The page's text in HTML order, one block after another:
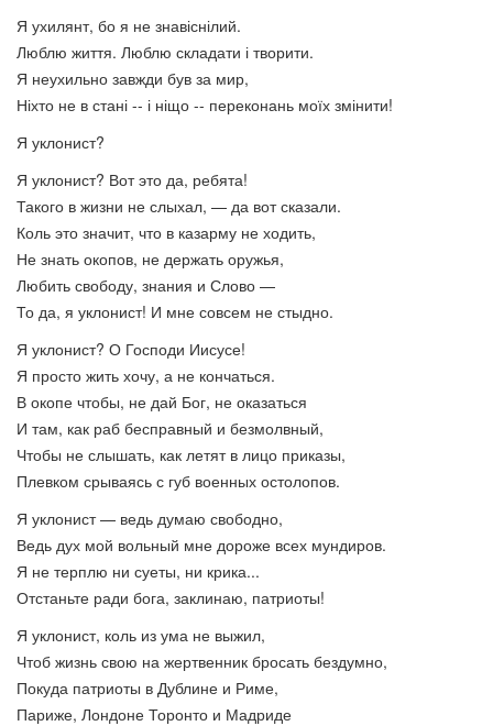
Я ухилянт, бо я не знавіснілий.
Люблю життя. Люблю складати і творити.
Я неухильно завжди був за мир,
Ніхто не в стані -- і ніщо -- переконань моїх змінити!
Я уклонист?
Я уклонист? Вот это да, ребята!
Такого в жизни не слыхал, — да вот сказали.
Коль это значит, что в казарму не ходить,
Не знать окопов, не держать оружья,
Любить свободу, знания и Слово —
То да, я уклонист! И мне совсем не стыдно.
Я уклонист? О Господи Иисусе!
Я просто жить хочу, а не кончаться.
В окопе чтобы, не дай Бог, не оказаться
И там, как раб бесправный и безмолвный,
Чтобы не слышать, как летят в лицо приказы,
Плевком срываясь с губ военных остолопов.
Я уклонист — ведь думаю свободно,
Ведь дух мой вольный мне дороже всех мундиров.
Я не терплю ни суеты, ни крика...
Отстаньте ради бога, заклинаю, патриоты!
Я уклонист, коль из ума не выжил,
Чтоб жизнь свою на жертвенник бросать бездумно,
Покуда патриоты в Дублине и Риме,
Париже, Лондоне Торонто и Мадриде